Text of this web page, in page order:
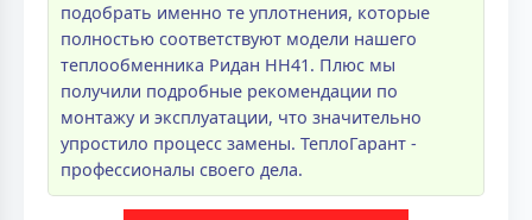
подобрать именно те уплотнения, которые
полностью соответствуют модели нашего
теплообменника Ридан НН41. Плюс мы
получили подробные рекомендации по
монтажу и эксплуатации, что значительно
упростило процесс замены. ТеплоГарант -
профессионалы своего дела.